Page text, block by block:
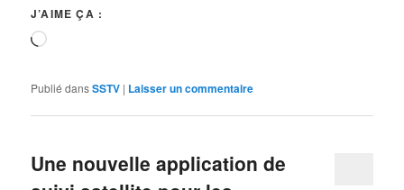
J’AIME ÇA :
Chargement…
Publié dansSSTV | Laisser un commentaire
Une nouvelle application de